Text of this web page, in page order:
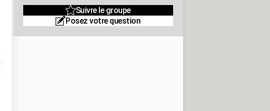
Suivre le groupe
Posez votre question